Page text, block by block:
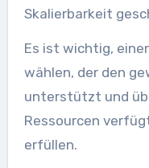
Skalierbarkeit
Es ist wichtig,
wählen, der den
unterstützt und
Ressourcen
erfüllen.